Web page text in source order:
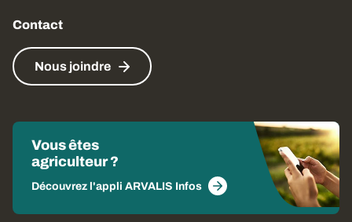
Contact
Nous joindre
Vous êtes
agriculteur ?
Découvrez l'appli ARVALIS Infos